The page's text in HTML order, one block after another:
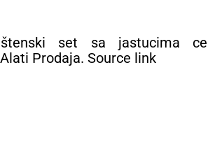
set sa jastucima се
Prodaja. Source link